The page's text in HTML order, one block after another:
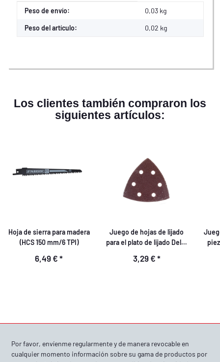
Propiedad del producto
Valor
Peso de envío: 0,03 kg
Peso del artículo: 0,02 kg
Los clientes también compraron los
siguientes artículos:
Hoja de sierra para madera
(HCS 150 mm/6 TPI)
6,49 € *
Juego de hojas de lijado
para el plato de lijado Delta
3,29 € *
Por favor, envíenme regularmente y de manera revocable en
cualquier momento información sobre su gama de productos por